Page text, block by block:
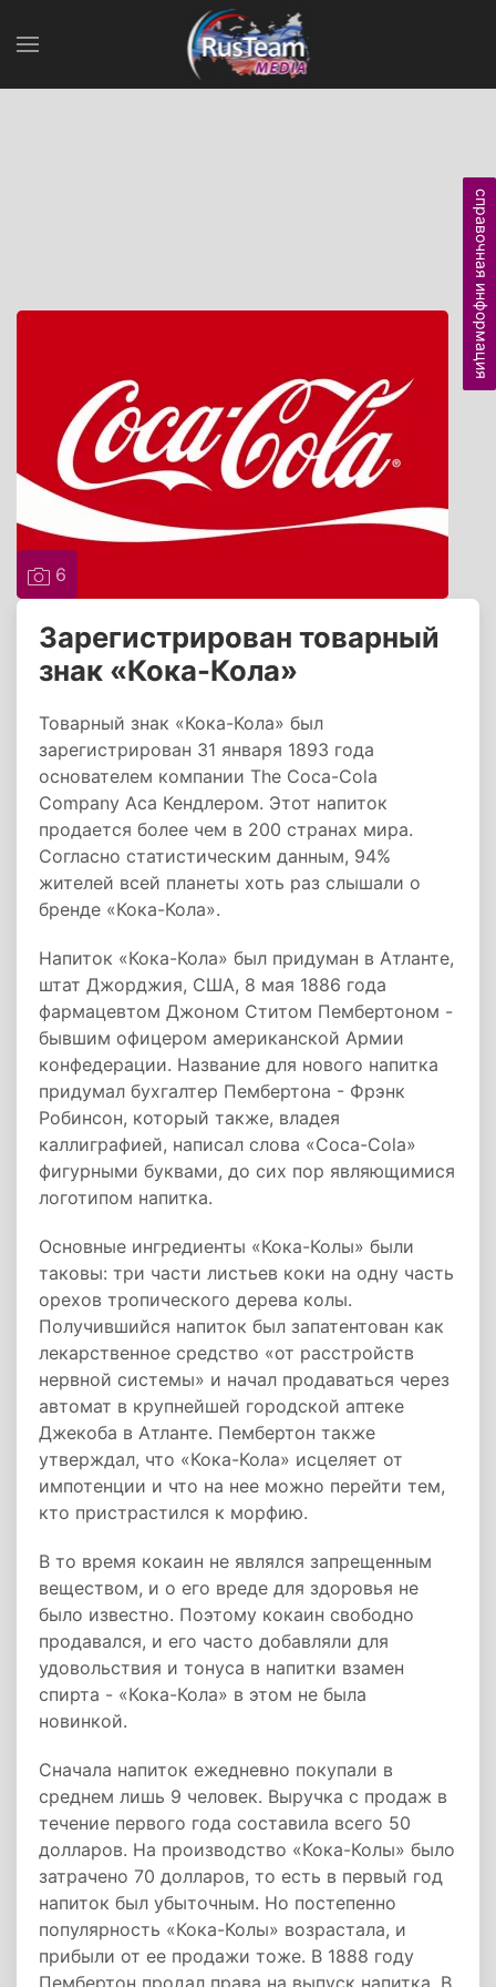
6
Зарегистрирован товарный
знак «Кока-Кола»
Товарный знак «Кока-Кола» был
зарегистрирован 31 января 1893 года
основателем компании The Coca-Cola
Company Аса Кендлером. Этот напиток
продается более чем в 200 странах мира.
Согласно статистическим данным, 94%
жителей всей планеты хоть раз слышали о
бренде «Кока-Кола».
Напиток «Кока-Кола» был придуман в Атланте,
штат Джорджия, США, 8 мая 1886 года
фармацевтом Джоном Ститом Пембертоном -
бывшим офицером американской Армии
конфедерации. Название для нового напитка
придумал бухгалтер Пембертона - Фрэнк
Робинсон, который также, владея
каллиграфией, написал слова «Coca-Cola»
фигурными буквами, до сих пор являющимися
логотипом напитка.
Основные ингредиенты «Кока-Колы» были
таковы: три части листьев коки на одну часть
орехов тропического дерева колы.
Получившийся напиток был запатентован как
лекарственное средство «от расстройств
нервной системы» и начал продаваться через
автомат в крупнейшей городской аптеке
Джекоба в Атланте. Пембертон также
утверждал, что «Кока-Кола» исцеляет от
импотенции и что на нее можно перейти тем,
кто пристрастился к морфию.
В то время кокаин не являлся запрещенным
веществом, и о его вреде для здоровья не
было известно. Поэтому кокаин свободно
продавался, и его часто добавляли для
удовольствия и тонуса в напитки взамен
спирта - «Кока-Кола» в этом не была
новинкой.
Сначала напиток ежедневно покупали в
среднем лишь 9 человек. Выручка с продаж в
течение первого года составила всего 50
долларов. На производство «Кока-Колы» было
затрачено 70 долларов, то есть в первый год
напиток был убыточным. Но постепенно
популярность «Кока-Колы» возрастала, и
прибыли от ее продажи тоже. В 1888 году
Пембертон продал права на выпуск напитка. В
справочная информация